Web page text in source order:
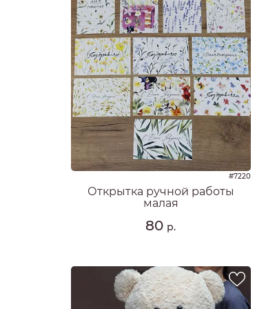
#7220
Открытка ручной работы
малая
80 р.
Новинка